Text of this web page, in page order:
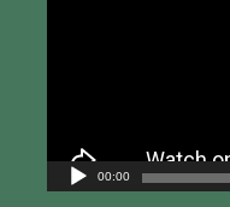
00:00